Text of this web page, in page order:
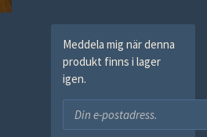
Meddela mig när denna
produkt finns i lager
igen.